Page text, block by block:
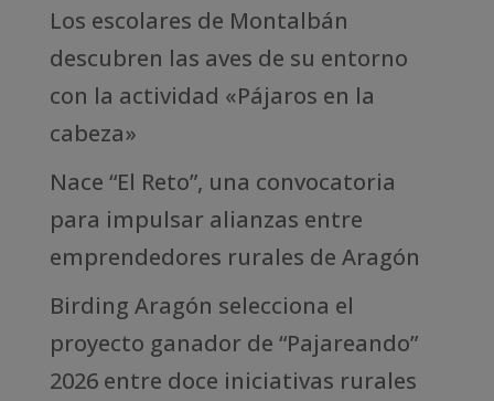
Los escolares de Montalbán
descubren las aves de su entorno
con la actividad «Pájaros en la
cabeza»
Nace “El Reto”, una convocatoria
para impulsar alianzas entre
emprendedores rurales de Aragón
Birding Aragón selecciona el
proyecto ganador de “Pajareando”
2026 entre doce iniciativas rurales